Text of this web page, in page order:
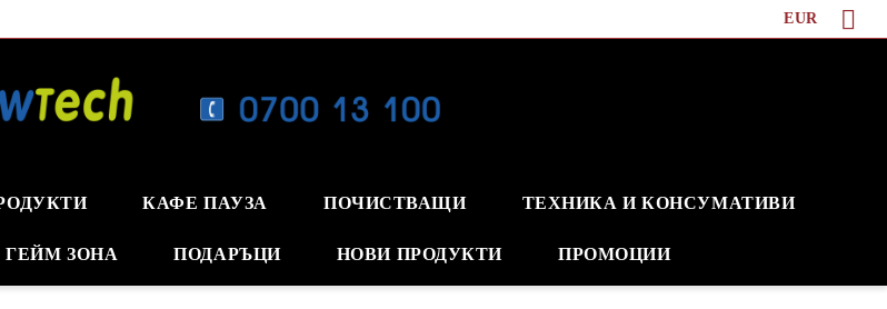
EUR
КАФЕ ПАУЗА ПОЧИСТВАЩИ ТЕХНИКА И КОНСУМАТИВИ
ГЕЙМ ЗОНА ПОДАРЪЦИ НОВИ ПРОДУКТИ ПРОМОЦИИ